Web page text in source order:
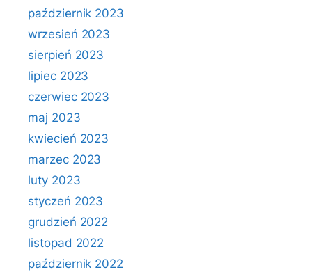
październik 2023
wrzesień 2023
sierpień 2023
lipiec 2023
czerwiec 2023
maj 2023
kwiecień 2023
marzec 2023
luty 2023
styczeń 2023
grudzień 2022
listopad 2022
październik 2022